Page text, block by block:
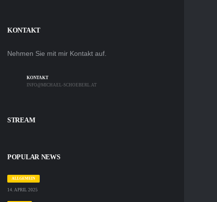
KONTAKT
Nehmen Sie mit mir Kontakt auf.
KONTAKT
INFO@MICHAEL-SCHOEBERL.AT
STREAM
POPULAR NEWS
ALLGEMEIN
14. APRIL 2025